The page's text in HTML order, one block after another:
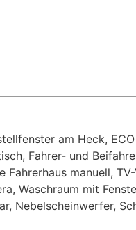
am Heck,
Fahrer- und
Fahrerhaus manuell,
Waschraum mit
Nebelscheinwerfer,